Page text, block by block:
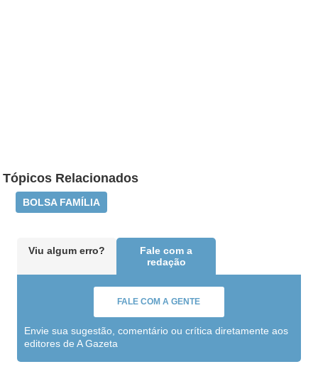
Tópicos Relacionados
BOLSA FAMÍLIA
Viu algum erro?
Fale com a
redação
FALE COM A GENTE
Envie sua sugestão, comentário ou crítica diretamente aos
editores de A Gazeta